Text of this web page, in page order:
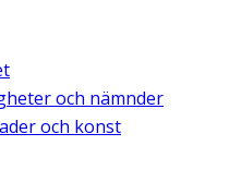
och nämnder
och konst